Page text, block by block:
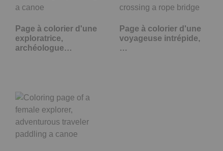
Page à colorier d'une
exploratrice,
archéologue…
Page à colorier d'une
voyageuse intrépide,
…